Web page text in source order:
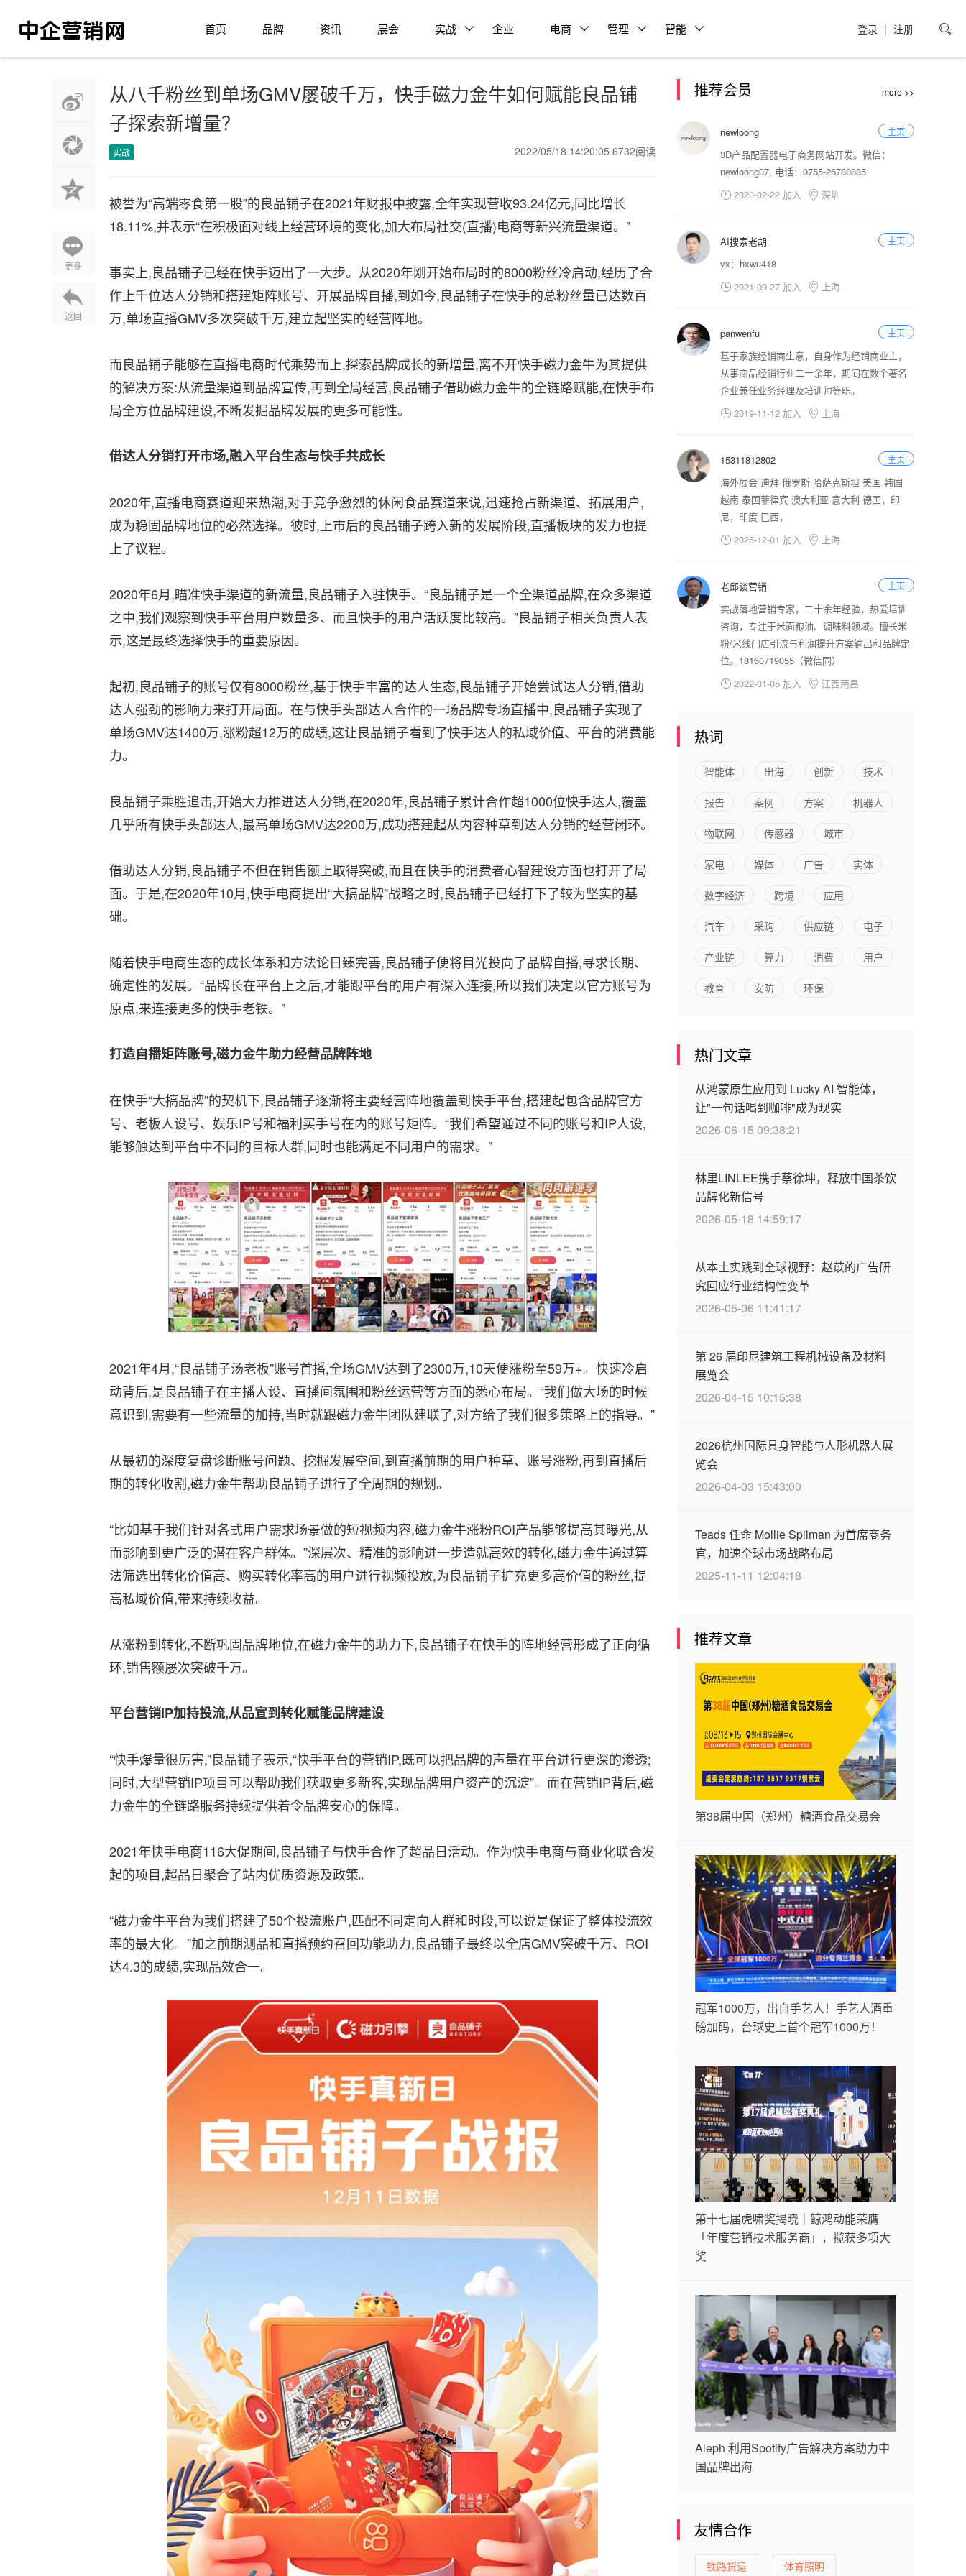

登录 | 注册
首页 品牌 资讯 展会 实战 企业 电商 管理 智能
更多
返回
从八千粉丝到单场GMV屡破千万，快手磁力金牛如何赋能良品铺
子探索新增量？
实战 2022/05/18 14:20:05 6732阅读
被誉为“高端零食第一股”的良品铺子在2021年财报中披露,全年实现营收93.24亿元,同比增长
18.11%,并表示“在积极面对线上经营环境的变化,加大布局社交(直播)电商等新兴流量渠道。”
事实上,良品铺子已经在快手迈出了一大步。从2020年刚开始布局时的8000粉丝冷启动,经历了合
作上千位达人分销和搭建矩阵账号、开展品牌自播,到如今,良品铺子在快手的总粉丝量已达数百
万,单场直播GMV多次突破千万,建立起坚实的经营阵地。
而良品铺子能够在直播电商时代乘势而上,探索品牌成长的新增量,离不开快手磁力金牛为其提供
的解决方案:从流量渠道到品牌宣传,再到全局经营,良品铺子借助磁力金牛的全链路赋能,在快手布
局全方位品牌建设,不断发掘品牌发展的更多可能性。
借达人分销打开市场,融入平台生态与快手共成长
2020年,直播电商赛道迎来热潮,对于竞争激烈的休闲食品赛道来说,迅速抢占新渠道、拓展用户,
成为稳固品牌地位的必然选择。彼时,上市后的良品铺子跨入新的发展阶段,直播板块的发力也提
上了议程。
2020年6月,瞄准快手渠道的新流量,良品铺子入驻快手。“良品铺子是一个全渠道品牌,在众多渠道
之中,我们观察到快手平台用户数量多、而且快手的用户活跃度比较高。”良品铺子相关负责人表
示,这是最终选择快手的重要原因。
起初,良品铺子的账号仅有8000粉丝,基于快手丰富的达人生态,良品铺子开始尝试达人分销,借助
达人强劲的影响力来打开局面。在与快手头部达人合作的一场品牌专场直播中,良品铺子实现了
单场GMV达1400万,涨粉超12万的成绩,这让良品铺子看到了快手达人的私域价值、平台的消费能
力。
良品铺子乘胜追击,开始大力推进达人分销,在2020年,良品铺子累计合作超1000位快手达人,覆盖
几乎所有快手头部达人,最高单场GMV达2200万,成功搭建起从内容种草到达人分销的经营闭环。
借助达人分销,良品铺子不但在销售额上取得突破,而且在快手的消费者心智建设方面也打开了局
面。于是,在2020年10月,快手电商提出“大搞品牌”战略之时,良品铺子已经打下了较为坚实的基
础。
随着快手电商生态的成长体系和方法论日臻完善,良品铺子便将目光投向了品牌自播,寻求长期、
确定性的发展。“品牌长在平台上之后,才能跟平台的用户有深入连接,所以我们决定以官方账号为
原点,来连接更多的快手老铁。”
打造自播矩阵账号,磁力金牛助力经营品牌阵地
在快手“大搞品牌”的契机下,良品铺子逐渐将主要经营阵地覆盖到快手平台,搭建起包含品牌官方
号、老板人设号、娱乐IP号和福利买手号在内的账号矩阵。“我们希望通过不同的账号和IP人设,
能够触达到平台中不同的目标人群,同时也能满足不同用户的需求。”
2021年4月,“良品铺子汤老板”账号首播,全场GMV达到了2300万,10天便涨粉至59万+。快速冷启
动背后,是良品铺子在主播人设、直播间氛围和粉丝运营等方面的悉心布局。“我们做大场的时候
意识到,需要有一些流量的加持,当时就跟磁力金牛团队建联了,对方给了我们很多策略上的指导。”
从最初的深度复盘诊断账号问题、挖掘发展空间,到直播前期的用户种草、账号涨粉,再到直播后
期的转化收割,磁力金牛帮助良品铺子进行了全周期的规划。
“比如基于我们针对各式用户需求场景做的短视频内容,磁力金牛涨粉ROI产品能够提高其曝光,从
而影响到更广泛的潜在客户群体。”深层次、精准的影响进一步造就高效的转化,磁力金牛通过算
法筛选出转化价值高、购买转化率高的用户进行视频投放,为良品铺子扩充更多高价值的粉丝,提
高私域价值,带来持续收益。
从涨粉到转化,不断巩固品牌地位,在磁力金牛的助力下,良品铺子在快手的阵地经营形成了正向循
环,销售额屡次突破千万。
平台营销IP加持投流,从品宣到转化赋能品牌建设
“快手爆量很厉害,”良品铺子表示,“快手平台的营销IP,既可以把品牌的声量在平台进行更深的渗透;
同时,大型营销IP项目可以帮助我们获取更多新客,实现品牌用户资产的沉淀”。而在营销IP背后,磁
力金牛的全链路服务持续提供着令品牌安心的保障。
2021年快手电商116大促期间,良品铺子与快手合作了超品日活动。作为快手电商与商业化联合发
起的项目,超品日聚合了站内优质资源及政策。
“磁力金牛平台为我们搭建了50个投流账户,匹配不同定向人群和时段,可以说是保证了整体投流效
率的最大化。”加之前期测品和直播预约召回功能助力,良品铺子最终以全店GMV突破千万、ROI
达4.3的成绩,实现品效合一。
推荐会员 more >>
主页
newloong
3D产品配置器电子商务网站开发。微信：
newloong07, 电话：0755-26780885
 2020-02-22 加入  深圳
主页
AI搜索老胡
vx：hxwu418
 2021-09-27 加入  上海
主页
panwenfu
基于家族经销商生意，自身作为经销商业主，
从事商品经销行业二十余年，期间在数个著名
企业兼任业务经理及培训师等职。
 2019-11-12 加入  上海
主页
15311812802
海外展会 迪拜 俄罗斯 哈萨克斯坦 美国 韩国
越南 泰国菲律宾 澳大利亚 意大利 德国，印
尼，印度 巴西，
 2025-12-01 加入  上海
主页
老邱谈营销
实战落地营销专家，二十余年经验，热爱培训
咨询，专注于米面粮油、调味料领域。擅长米
粉/米线门店引流与利润提升方案输出和品牌定
位。18160719055（微信同）
 2022-01-05 加入  江西南昌
热词
智能体 出海 创新 技术
报告 案例 方案 机器人
物联网 传感器 城市
家电 媒体 广告 实体
数字经济 跨境 应用
汽车 采购 供应链 电子
产业链 算力 消费 用户
教育 安防 环保
热门文章
从鸿蒙原生应用到 Lucky AI 智能体，
让"一句话喝到咖啡"成为现实
2026-06-15 09:38:21
林里LINLEE携手蔡徐坤，释放中国茶饮
品牌化新信号
2026-05-18 14:59:17
从本土实践到全球视野：赵苡的广告研
究回应行业结构性变革
2026-05-06 11:41:17
第 26 届印尼建筑工程机械设备及材料
展览会
2026-04-15 10:15:38
2026杭州国际具身智能与人形机器人展
览会
2026-04-03 15:43:00
Teads 任命 Mollie Spilman 为首席商务
官，加速全球市场战略布局
2025-11-11 12:04:18
推荐文章
第38届中国（郑州）糖酒食品交易会
冠军1000万，出自手艺人！手艺人酒重
磅加码，台球史上首个冠军1000万！
第十七届虎啸奖揭晓｜鲸鸿动能荣膺
「年度营销技术服务商」，揽获多项大
奖
Aleph 利用Spotify广告解决方案助力中
国品牌出海
友情合作
铁路货运 体育照明